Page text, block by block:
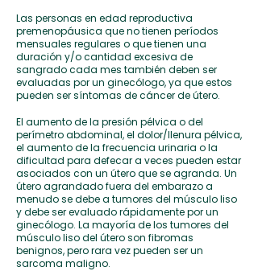
Las personas en edad reproductiva
premenopáusica que no tienen períodos
mensuales regulares o que tienen una
duración y/o cantidad excesiva de
sangrado cada mes también deben ser
evaluadas por un ginecólogo, ya que estos
pueden ser síntomas de cáncer de útero.
El aumento de la presión pélvica o del
perímetro abdominal, el dolor/llenura pélvica,
el aumento de la frecuencia urinaria o la
dificultad para defecar a veces pueden estar
asociados con un útero que se agranda. Un
útero agrandado fuera del embarazo a
menudo se debe a tumores del músculo liso
y debe ser evaluado rápidamente por un
ginecólogo. La mayoría de los tumores del
músculo liso del útero son fibromas
benignos, pero rara vez pueden ser un
sarcoma maligno.